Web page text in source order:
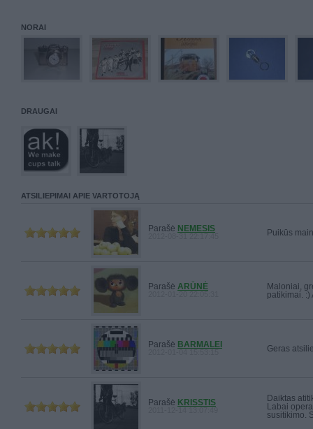
NORAI
DRAUGAI
ATSILIEPIMAI APIE VARTOTOJĄ
Parašė NEMESIS Puikūs
Parašė ARŪNĖ
Maloniai,
patikimai. :)
Parašė BARMALEI Geras
Parašė KRISSTIS
Daiktas
Labai
susitikimo.